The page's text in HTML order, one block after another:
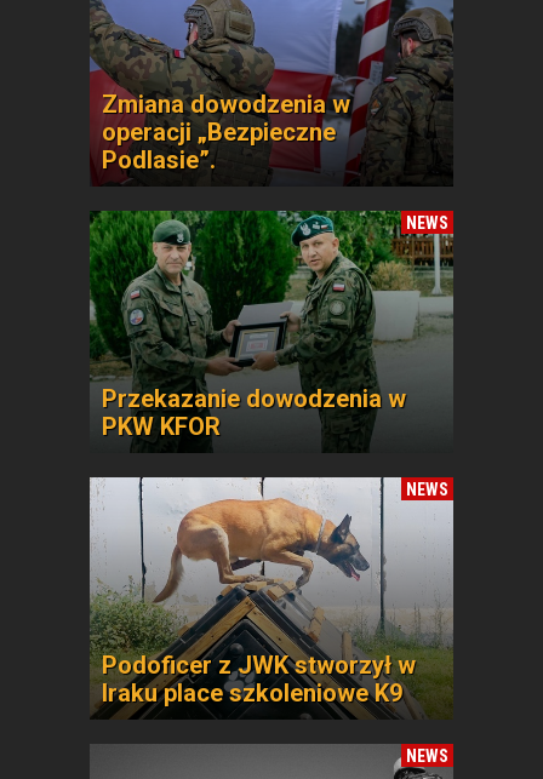
Zmiana dowodzenia w
operacji „Bezpieczne
Podlasie”.
NEWS
Przekazanie dowodzenia w
PKW KFOR
NEWS
Podoficer z JWK stworzył w
Iraku place szkoleniowe K9
NEWS